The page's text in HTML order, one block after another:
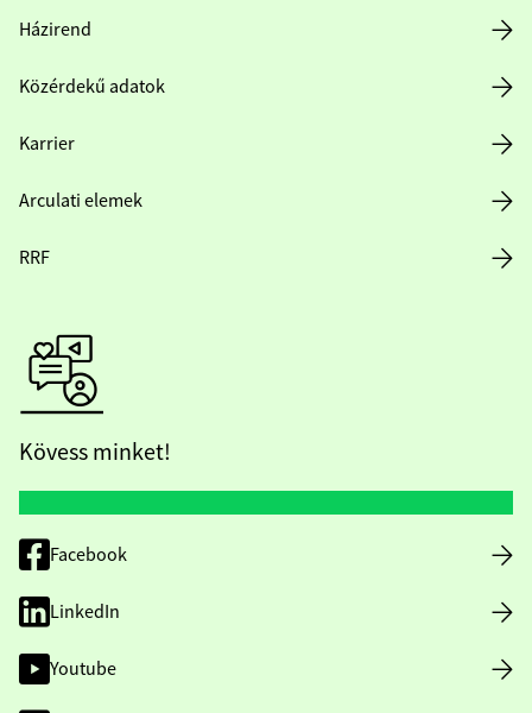
Házirend
Közérdekű adatok
Karrier
Arculati elemek
RRF
Kövess minket!
Facebook
LinkedIn
Youtube